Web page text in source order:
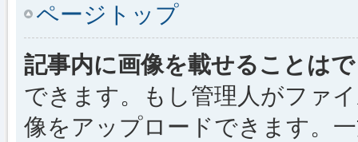
ページトップ
記事内に画像を載せることは
できます。もし管理人がファ
像をアップロードできます。